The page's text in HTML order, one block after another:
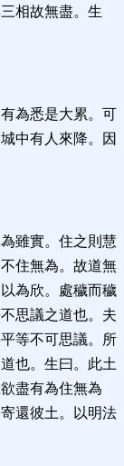
相故無盡。生
為悉是大累。可
中有人來降。因
雖實。住之則慧
住無為。故道無
為欣。處穢而穢
思議之道也。夫
等不可思議。所
也。生曰。此土
盡有為住無為
還彼土。以明法